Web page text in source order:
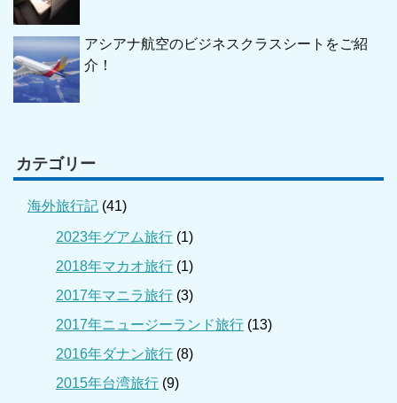
アシアナ航空のビジネスクラスシートをご紹
介！
カテゴリー
海外旅行記 (41)
2023年グアム旅行 (1)
2018年マカオ旅行 (1)
2017年マニラ旅行 (3)
2017年ニュージーランド旅行 (13)
2016年ダナン旅行 (8)
2015年台湾旅行 (9)